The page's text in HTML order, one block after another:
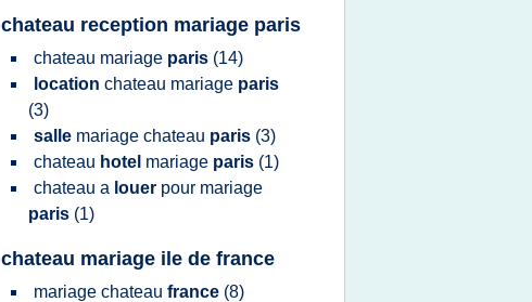
chateau reception mariage paris
chateau mariage paris (14)
location chateau mariage paris
(3)
salle mariage chateau paris (3)
chateau hotel mariage paris (1)
chateau a louer pour mariage
paris (1)
chateau mariage ile de france
mariage chateau france (8)